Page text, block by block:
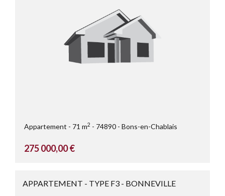
Appartement 71 m2 74890 Bons-en-Chablais
275 000,00 €
APPARTEMENT - TYPE F3 - BONNEVILLE